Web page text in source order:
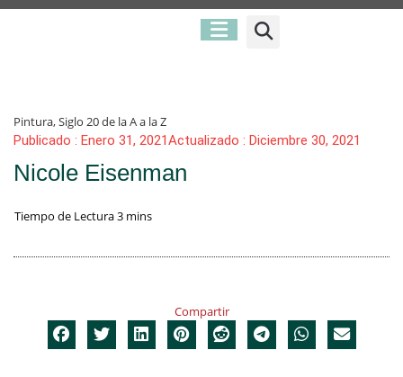
Pintura,Siglo 20 de la A a la Z
Publicado : Enero 31, 2021Actualizado : Diciembre 30, 2021
Nicole Eisenman
Compartir